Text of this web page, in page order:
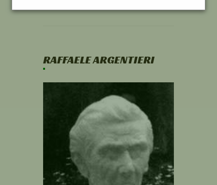
RAFFAELE ARGENTIERI